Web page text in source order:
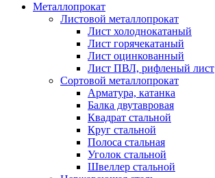
Металлопрокат
Листовой металлопрокат
Лист холоднокатаный
Лист горячекатаный
Лист оцинкованный
Лист ПВЛ, рифленый лист
Сортовой металлопрокат
Арматура, катанка
Балка двутавровая
Квадрат стальной
Круг стальной
Полоса стальная
Уголок стальной
Швеллер стальной